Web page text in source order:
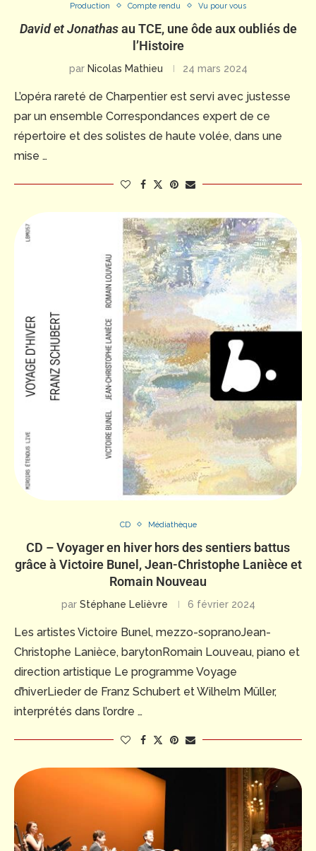
Production Compte rendu Vu pour vous
David et Jonathasau TCE, une ôde aux oubliés de
l’Histoire
par Nicolas Mathieu 24 mars 2024
L’opéra rareté de Charpentier est servi avec justesse
par un ensemble Correspondances expert de ce
répertoire et des solistes de haute volée, dans une
mise …
CD Médiathèque
CD – Voyager en hiver hors des sentiers battus
grâce à Victoire Bunel, Jean-Christophe Lanièce et
Romain Nouveau
par Stéphane Lelièvre 6 février 2024
Les artistes Victoire Bunel, mezzo-sopranoJean-
Christophe Lanièce, barytonRomain Louveau, piano et
direction artistique Le programme Voyage
d’hiverLieder de Franz Schubert et Wilhelm Müller,
interprétés dans l’ordre …